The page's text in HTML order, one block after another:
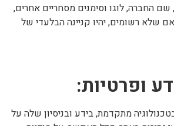
החברה, לוגו וסימנים מסחריים אחרים,
שלא רשומים, יהיו קניינה הבלעדי של
ופרטיות:
מתקדמת, בידע ובניסיון שלה על